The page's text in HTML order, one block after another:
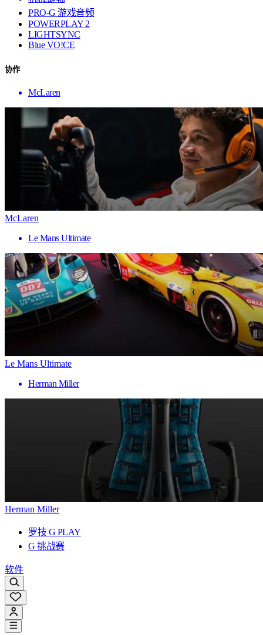
PRO-G 游戏音频
POWERPLAY 2
LIGHTSYNC
Blue VO!CE
协作
McLaren
McLaren
Le Mans Ultimate
Le Mans Ultimate
Herman Miller
Herman Miller
罗技 G PLAY
G 挑战赛
软件